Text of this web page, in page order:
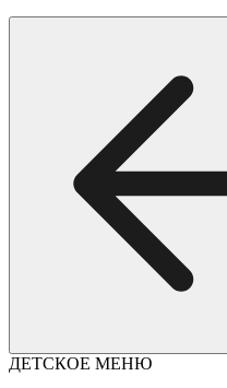
ДЕТСКОЕ МЕНЮ